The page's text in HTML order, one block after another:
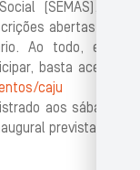
(SEMAS), em
abertas para
Ao todo, estão
basta acessar
caju
aos sábados,
prevista para